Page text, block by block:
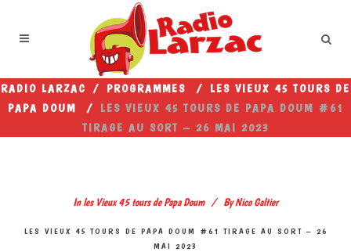
RADIO LARZAC / PROGRAMMES / LES VIEUX 45 TOURS DE
PAPA DOUM
/ LES VIEUX 45 TOURS DE PAPA DOUM #61
TIRAGE AU SORT – 26 MAI 2023
In les Vieux 45 tours de Papa Doum By Nico Galtier
LES VIEUX 45 TOURS DE PAPA DOUM #61 TIRAGE AU SORT – 26
MAI 2023